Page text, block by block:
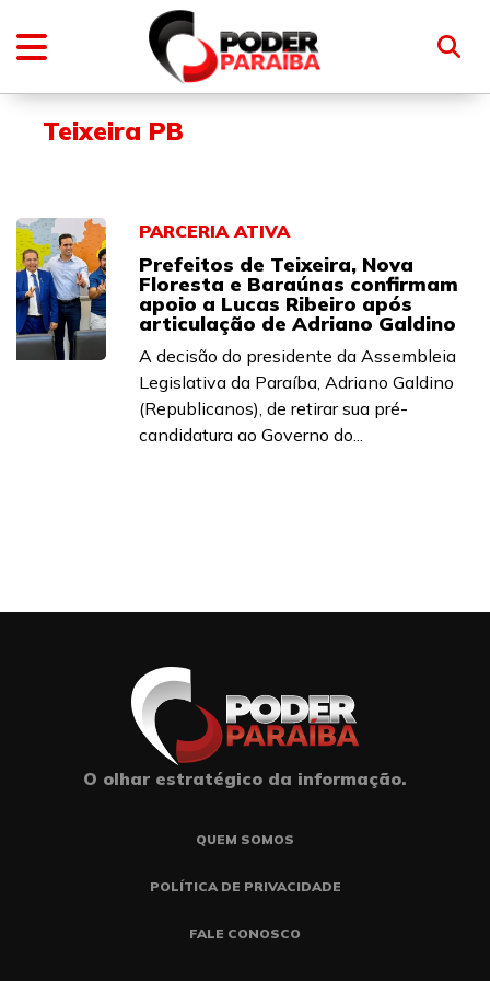
Teixeira PB
PARCERIA ATIVA
Prefeitos de Teixeira, Nova
Floresta e Baraúnas confirmam
apoio a Lucas Ribeiro após
articulação de Adriano Galdino
A decisão do presidente da Assembleia
Legislativa da Paraíba, Adriano Galdino
(Republicanos), de retirar sua pré-
candidatura ao Governo do...
O olhar estratégico da informação.
QUEM SOMOS
POLÍTICA DE PRIVACIDADE
FALE CONOSCO